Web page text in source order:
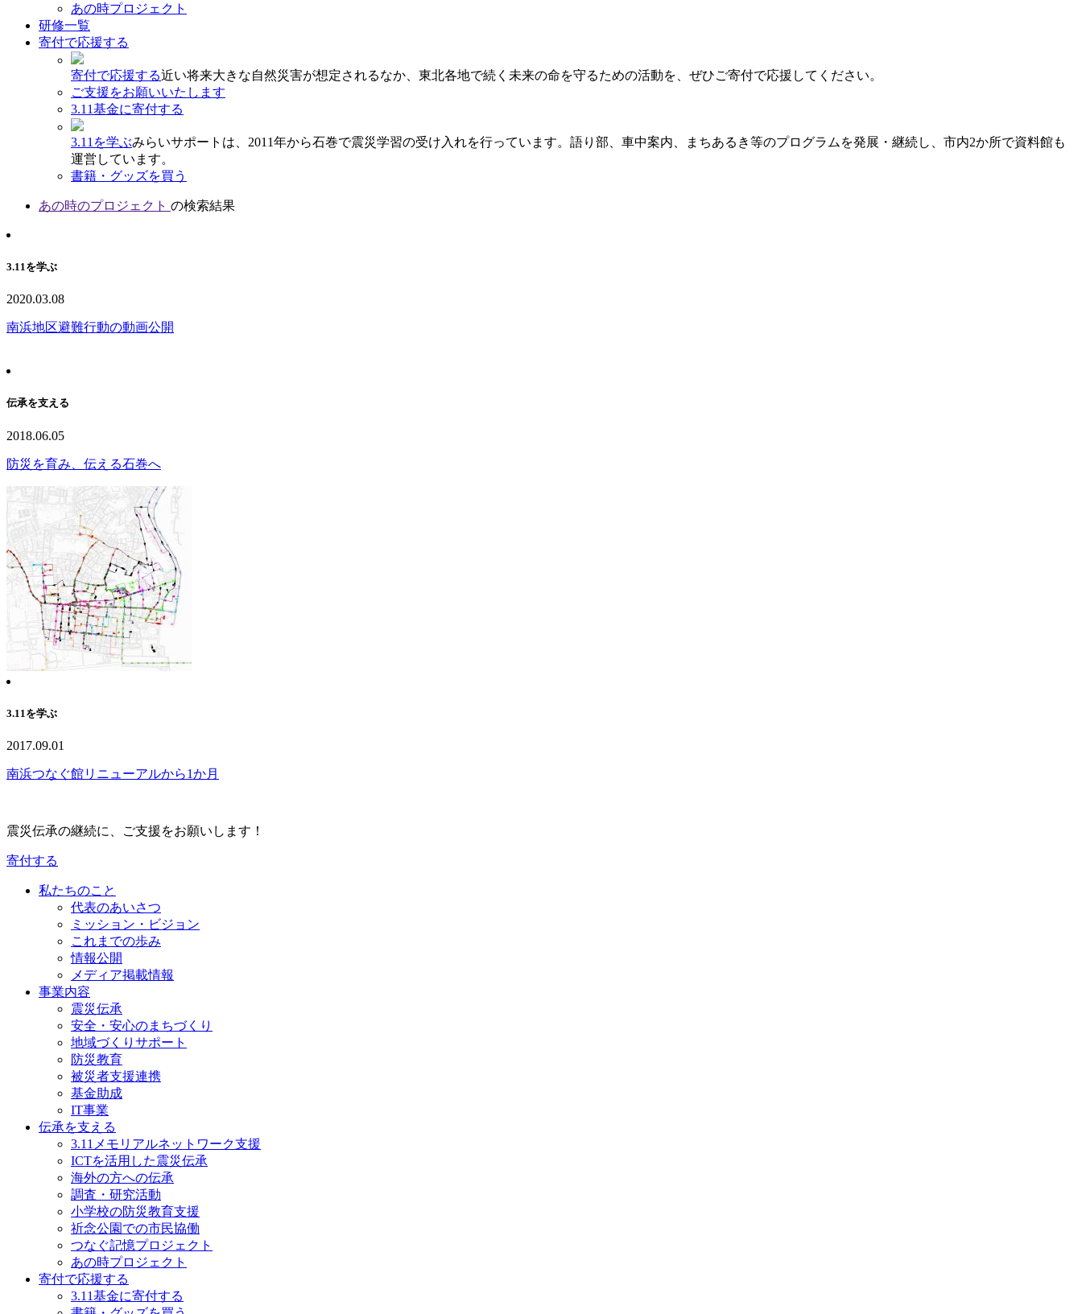
あの時プロジェクト
研修一覧
寄付で応援する
寄付で応援する近い将来大きな自然災害が想定されるなか、東北各地で続く未来の命を守るための活動を、ぜひご寄付で応援してください。
ご支援をお願いいたします
3.11基金に寄付する
3.11を学ぶみらいサポートは、2011年から石巻で震災学習の受け入れを行っています。語り部、車中案内、まちあるき等のプログラムを発展・継続し、市内2か所で資料館も
運営しています。
書籍・グッズを買う
あの時のプロジェクト の検索結果
3.11を学ぶ
2020.03.08
南浜地区避難行動の動画公開
伝承を支える
2018.06.05
防災を育み、伝える石巻へ
3.11を学ぶ
2017.09.01
南浜つなぐ館リニューアルから1か月
震災伝承の継続に、ご支援をお願いします！
寄付する
私たちのこと
代表のあいさつ
ミッション・ビジョン
これまでの歩み
情報公開
メディア掲載情報
事業内容
震災伝承
安全・安心のまちづくり
地域づくりサポート
防災教育
被災者支援連携
基金助成
IT事業
伝承を支える
3.11メモリアルネットワーク支援
ICTを活用した震災伝承
海外の方への伝承
調査・研究活動
小学校の防災教育支援
祈念公園での市民協働
つなぐ記憶プロジェクト
あの時プロジェクト
寄付で応援する
3.11基金に寄付する